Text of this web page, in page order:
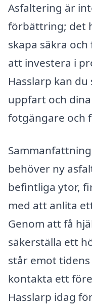
Asfaltering är
förbättring; det
skapa säkra
att investera i
Hasslarp kan
uppfart och
fotgängare och
behöver ny
befintliga ytor,
med att anlita
Genom att få
säkerställa ett
står emot
kontakta ett
Hasslarp idag